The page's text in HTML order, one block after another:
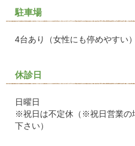
駐車場
4台あり（女性にも停めやすい）
休診日
日曜日
※祝日は不定休（※祝日営業
下さい）